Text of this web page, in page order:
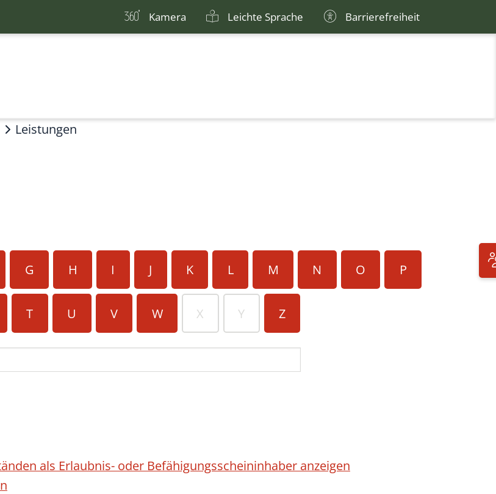
Kamera Leichte Sprache Barrierefreiheit
Leistungen
G H I J K L M N O P
T U V W X Y Z
als Erlaubnis- oder Befähigungsscheininhaber anzeigen